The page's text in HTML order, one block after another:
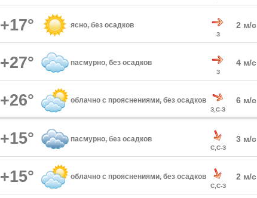
+17° ясно, без осадков
З
2 м/с
+27° пасмурно, без осадков
З
4 м/с
+26° облачно с прояснениями, без осадков
З,С-З
6 м/с
+15° пасмурно, без осадков
С,С-З
3 м/с
+15° облачно с прояснениями, без осадков
С,С-З
2 м/с